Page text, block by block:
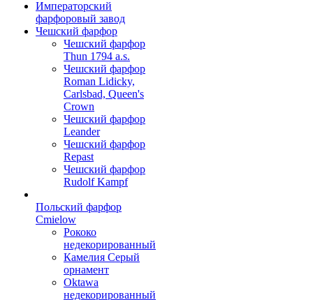
Императорский
фарфоровый завод
Чешский фарфор
Чешский фарфор
Thun 1794 a.s.
Чешский фарфор
Roman Lidicky,
Carlsbad, Queen's
Crown
Чешский фарфор
Leander
Чешский фарфор
Repast
Чешский фарфор
Rudolf Kampf
Польский фарфор
Сmielow
Рококо
недекорированный
Камелия Серый
орнамент
Oktawa
недекорированный